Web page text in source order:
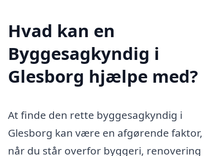
Hvad kan en
Byggesagkyndig i
Glesborg hjælpe med?
At finde den rette byggesagkyndig i
Glesborg kan være en afgørende faktor,
når du står overfor byggeri, renovering